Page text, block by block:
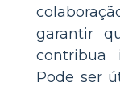
garantir
contribua
Pode ser